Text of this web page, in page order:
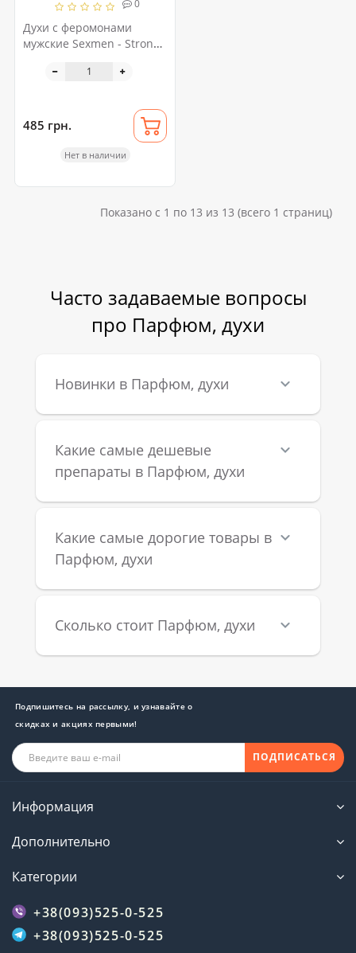
0
Духи с феромонами
мужские Sexmen - Strong
485 грн.
Нет в наличии
Показано с 1 по 13 из 13 (всего 1 страниц)
Часто задаваемые вопросы
про Парфюм, духи
Новинки в Парфюм, духи
Какие самые дешевые
препараты в Парфюм, духи
Какие самые дорогие товары в
Парфюм, духи
Сколько стоит Парфюм, духи
Подпишитесь на рассылку, и узнавайте о
скидках и акциях первыми!
ПОДПИСАТЬСЯ
Информация
Дополнительно
Категории
+38(093)525-0-525
+38(093)525-0-525